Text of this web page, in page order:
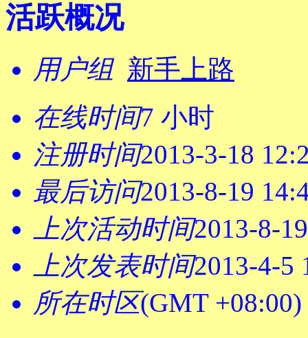
活跃概况
用户组 新手上路
在线时间7 小时
注册时间2013-3-18
最后访问2013-8-19
上次活动时间2013-8-
上次发表时间2013-4-5
所在时区(GMT